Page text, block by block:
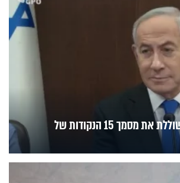
נתניהו: "ישראל שוללת את מסמך 15 הנקודות של